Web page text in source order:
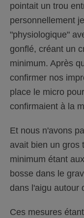
pointait un trou
personnellement
"physiologique"
gonflé, créant un
minimum. Après
confirmer nos
place le micro
confirmaient à la
Et nous n'avons
avait bien un gros
minimum étant
bosse dans le
dans l'aigu autour
Ces mesures